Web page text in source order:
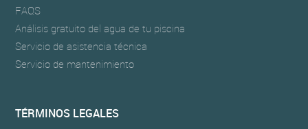
FAQS
Análisis gratuito del agua de tu piscina
Servicio de asistencia técnica
Servicio de mantenimiento
TÉRMINOS LEGALES